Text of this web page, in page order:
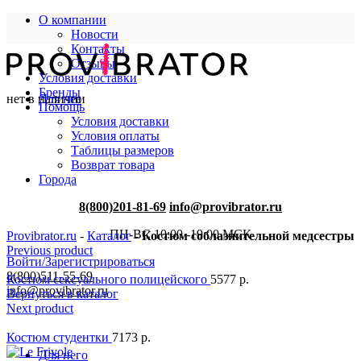
О компании
Новости
Контакты
Отзывы
Условия доставки
Бренды
Помощь
Условия доставки
Условия оплаты
Таблицы размеров
Возврат товара
Города
8(800)201-81-69 info@provibrator.ru
ПН-ВС 10:00 -19:00 МСК
Войти/Зарегистрироваться
8(800)511-55-69
info@provibrator.ru
Для нее
Для него
нет в наличии
Provibrator.ru - Каталог-Костюм соблазнительной медсестры
Previous product
Костюм сексуального полицейского 5577 р.
Вернуться в каталог
Next product
Костюм студентки 7173 р.